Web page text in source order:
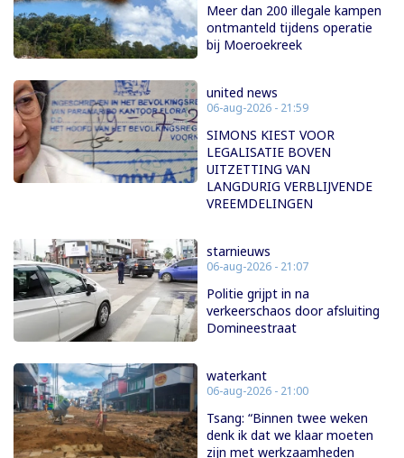
Meer dan 200 illegale kampen
ontmanteld tijdens operatie
bij Moeroekreek
united news
06-aug-2026 - 21:59
SIMONS KIEST VOOR
LEGALISATIE BOVEN
UITZETTING VAN
LANGDURIG VERBLIJVENDE
VREEMDELINGEN
starnieuws
06-aug-2026 - 21:07
Politie grijpt in na
verkeerschaos door afsluiting
Domineestraat
waterkant
06-aug-2026 - 21:00
Tsang: “Binnen twee weken
denk ik dat we klaar moeten
zijn met werkzaamheden